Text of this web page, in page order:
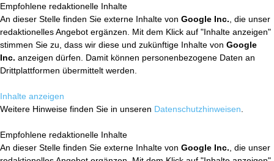
Empfohlene redaktionelle Inhalte
An dieser Stelle finden Sie externe Inhalte von Google Inc. , die unser
redaktionelles Angebot ergänzen. Mit dem Klick auf "Inhalte anzeigen"
stimmen Sie zu, dass wir diese und zukünftige Inhalte von Google
Inc. anzeigen dürfen. Damit können personenbezogene Daten an
Drittplattformen übermittelt werden.
Inhalte anzeigen
Weitere Hinweise finden Sie in unseren Datenschutzhinweisen
Empfohlene redaktionelle Inhalte
An dieser Stelle finden Sie externe Inhalte von Google Inc. , die unser